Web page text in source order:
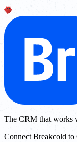
The CRM that works
Connect Breakcold